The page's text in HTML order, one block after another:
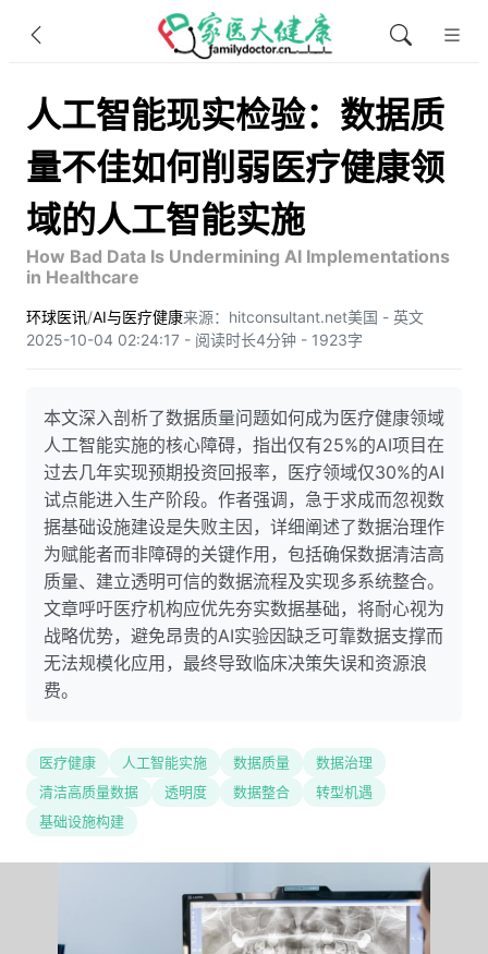
人工智能现实检验：数据质
量不佳如何削弱医疗健康领
域的人工智能实施
How Bad Data Is Undermining AI Implementations
in Healthcare
环球医讯/AI与医疗健康来源：hitconsultant.net美国 - 英文
2025-10-04 02:24:17 - 阅读时长4分钟 - 1923字
本文深入剖析了数据质量问题如何成为医疗健康领域
人工智能实施的核心障碍，指出仅有25%的AI项目在
过去几年实现预期投资回报率，医疗领域仅30%的AI
试点能进入生产阶段。作者强调，急于求成而忽视数
据基础设施建设是失败主因，详细阐述了数据治理作
为赋能者而非障碍的关键作用，包括确保数据清洁高
质量、建立透明可信的数据流程及实现多系统整合。
文章呼吁医疗机构应优先夯实数据基础，将耐心视为
战略优势，避免昂贵的AI实验因缺乏可靠数据支撑而
无法规模化应用，最终导致临床决策失误和资源浪
费。
医疗健康 人工智能实施 数据质量
数据治理
清洁高质量数据
透明度 数据整合
转型机遇
基础设施构建